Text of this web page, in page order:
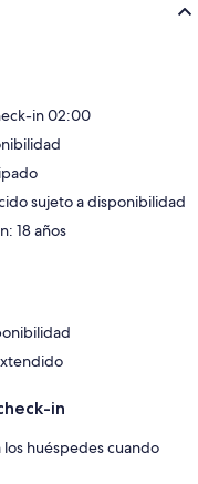
in 02:00
sujeto a disponibilidad
18 años
in
huéspedes cuando